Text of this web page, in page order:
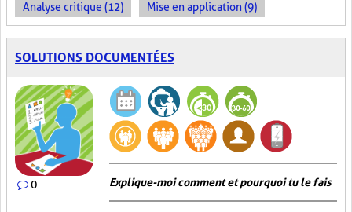
Analyse critique (12) Mise en application (9)
SOLUTIONS DOCUMENTÉES
0 Explique-moi comment et pourquoi tu le fais